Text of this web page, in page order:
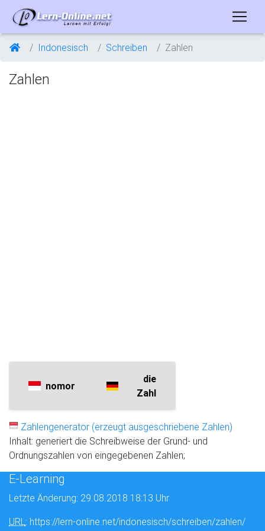
Indonesisch Schreiben Zahlen
Zahlen
nomor
die
Zahl
Zahlengenerator (erzeugt ausgeschriebene Zahlen)
Inhalt: generiert die Schreibweise der Grund- und
Ordnungszahlen von eingegebenen Zahlen;
E-Learning
Letzte Änderung: 29.08.2018 18:13 Uhr
URL: https://lern-online.net/indonesisch/schreiben/zahlen/